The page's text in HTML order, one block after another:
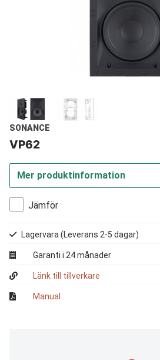
SONANCE
VP62
Mer produktinformation
Jämför
Lagervara (Leverans 2-5 dagar)
Garanti i 24 månader
Länk till tillverkare
Manual